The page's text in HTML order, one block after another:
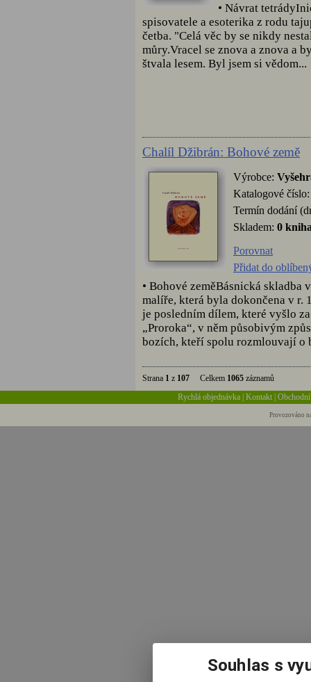
• Návrat
spisovatele a esoterika z rodu
četba. "Celá věc by se nikdy
můry.Vracel se znova a znova a
štvala lesem. Byl jsem si vědom...
Chalíl Džibrán: Bohové země
Výrobce:
Katalogové
Termín dodání
Skladem: 0
Porovnat
Přidat do
• Bohové zeměBásnická skladba
malíře, která byla dokončena v r.
je posledním dílem, které vyšlo
„Proroka“, v něm působivým
bozích, kteří spolu rozmlouvají o
Strana 1 z 107 Celkem 1065 záznamů
Rychlá objednávka |Kontakt |
Provozováno
Souhlas s